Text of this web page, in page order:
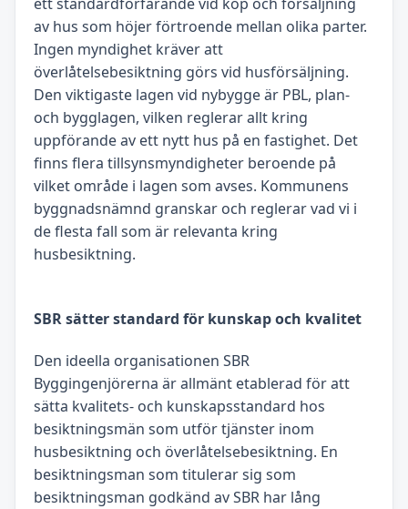
av hus som höjer förtroende mellan olika parter.
Ingen myndighet kräver att
överlåtelsebesiktning görs vid husförsäljning.
Den viktigaste lagen vid nybygge är PBL, plan-
och bygglagen, vilken reglerar allt kring
uppförande av ett nytt hus på en fastighet. Det
finns flera tillsynsmyndigheter beroende på
vilket område i lagen som avses. Kommunens
byggnadsnämnd granskar och reglerar vad vi i
de flesta fall som är relevanta kring
husbesiktning.
SBR sätter standard för kunskap och kvalitet
Den ideella organisationen SBR
Byggingenjörerna är allmänt etablerad för att
sätta kvalitets- och kunskapsstandard hos
besiktningsmän som utför tjänster inom
husbesiktning och överlåtelsebesiktning. En
besiktningsman som titulerar sig som
besiktningsman godkänd av SBR har lång